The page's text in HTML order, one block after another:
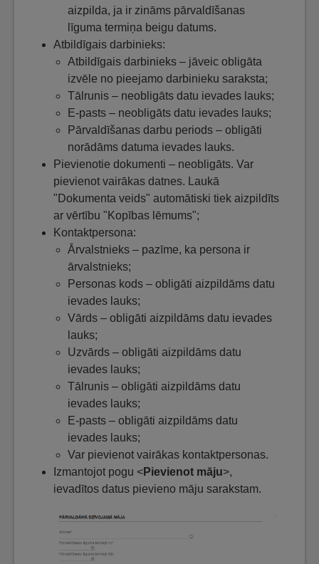
aizpilda, ja ir zināms pārvaldīšanas
līguma termiņa beigu datums.
Atbildīgais darbinieks:
Atbildīgais darbinieks – jāveic obligāta
izvēle no pieejamo darbinieku saraksta;
Tālrunis – neobligāts datu ievades lauks;
E-pasts – neobligāts datu ievades lauks;
Pārvaldīšanas darbu periods – obligāti
norādāms datuma ievades lauks.
Pievienotie dokumenti – neobligāts. Var
pievienot vairākas datnes. Laukā
"Dokumenta veids" automātiski tiek aizpildīts
ar vērtību "Kopības lēmums";
Kontaktpersona:
Ārvalstnieks – pazīme, ka persona ir
ārvalstnieks;
Personas kods – obligāti aizpildāms datu
ievades lauks;
Vārds – obligāti aizpildāms datu ievades
lauks;
Uzvārds – obligāti aizpildāms datu
ievades lauks;
Tālrunis – obligāti aizpildāms datu
ievades lauks;
E-pasts – obligāti aizpildāms datu
ievades lauks;
Var pievienot vairākas kontaktpersonas.
Izmantojot pogu <Pievienot māju>,
ievadītos datus pievieno māju sarakstam.